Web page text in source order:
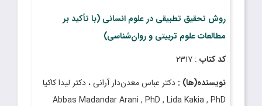
روش تحقیق تطبیقی در علوم انسانی (با تأکید بر
مطالعات علوم تربیتی و روان‌‌شناسی)
کد کتاب : ۲۳۱۷
نویسنده(ها) : دکتر عباس معدن‌‌دار آرانی ، دکتر لیدا کاکیا
Abbas Madandar Arani , PhD , Lida Kakia , PhD